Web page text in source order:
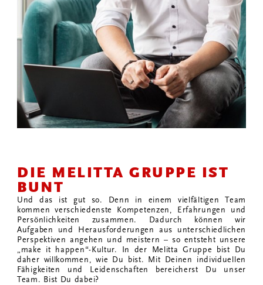
DIE MELITTA GRUPPE IST
BUNT
Und das ist gut so. Denn in einem vielfältigen Team
kommen verschiedenste Kompetenzen, Erfahrungen und
Persönlichkeiten zusammen. Dadurch können wir
Aufgaben und Herausforderungen aus unterschiedlichen
Perspektiven angehen und meistern – so entsteht unsere
„make it happen“-Kultur. In der Melitta Gruppe bist Du
daher willkommen, wie Du bist. Mit Deinen individuellen
Fähigkeiten und Leidenschaften bereicherst Du unser
Team. Bist Du dabei?